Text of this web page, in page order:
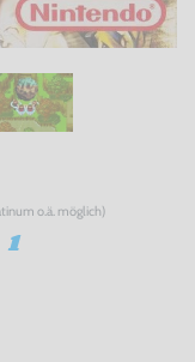
o.ä. möglich)